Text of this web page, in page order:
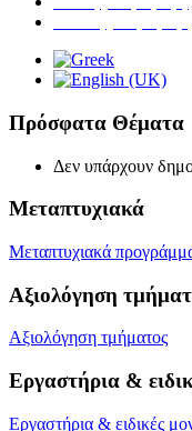
Πρόσφατα Θέματα
Δεν υπάρχουν
Μεταπτυχιακά
Μεταπτυχιακά
Αξιολόγηση
Αξιολόγηση τμήματος
Εργαστήρια &
Εργαστήρια & ειδικές